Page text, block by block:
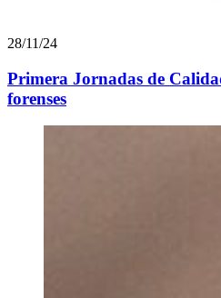
28/11/24
Primera Jornadas de
forenses